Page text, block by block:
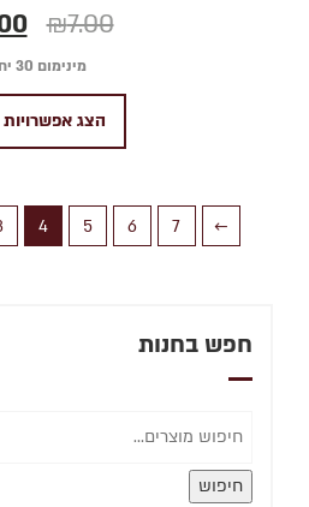
דורג
5.00₪7.00
מינימום 30 יח׳
הצג אפשרויות
4 5 6 7 ←
חפש בחנות
חיפוש